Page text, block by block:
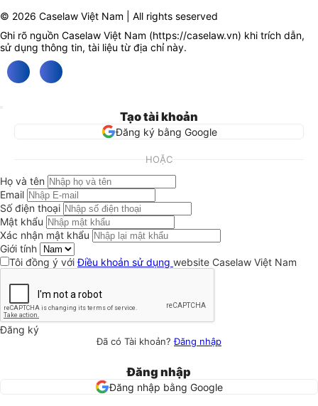
© 2026 Caselaw Việt Nam | All rights seserved
Ghi rõ nguồn Caselaw Việt Nam (https://caselaw.vn) khi trích dẫn,
sử dụng thông tin, tài liệu từ địa chỉ này.
Tạo tài khoản
Đăng ký bằng Google
HOẶC
Họ và tên
Email
Số điện thoại
Mật khẩu
Xác nhận mật khẩu
Giới tính
Tôi đồng ý vớiĐiều khoản sử dụng website Caselaw Việt Nam
Đăng ký
Đã có Tài khoản?Đăng nhập
Đăng nhập
Đăng nhập bằng Google